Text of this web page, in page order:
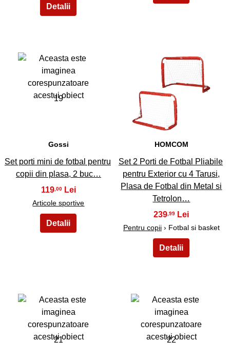
19
Gossi
Set porti mini de fotbal pentru
copii din plasa, 2 buc…
119,00
Articole sportive
20
HOMCOM
Set 2 Porti de Fotbal Pliabile
pentru Exterior cu 4 Tarusi,
Plasa de Fotbal din Metal si
Tetrolon…
239 ,99
Pentru copii› Fotbal si basket
21 22